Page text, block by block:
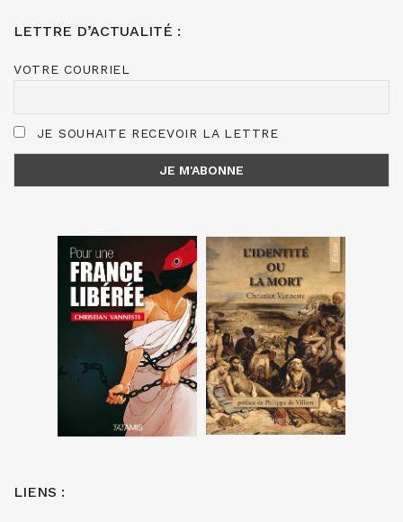
LETTRE D’ACTUALITÉ :
VOTRE COURRIEL
JE SOUHAITE RECEVOIR LA LETTRE
LIENS :